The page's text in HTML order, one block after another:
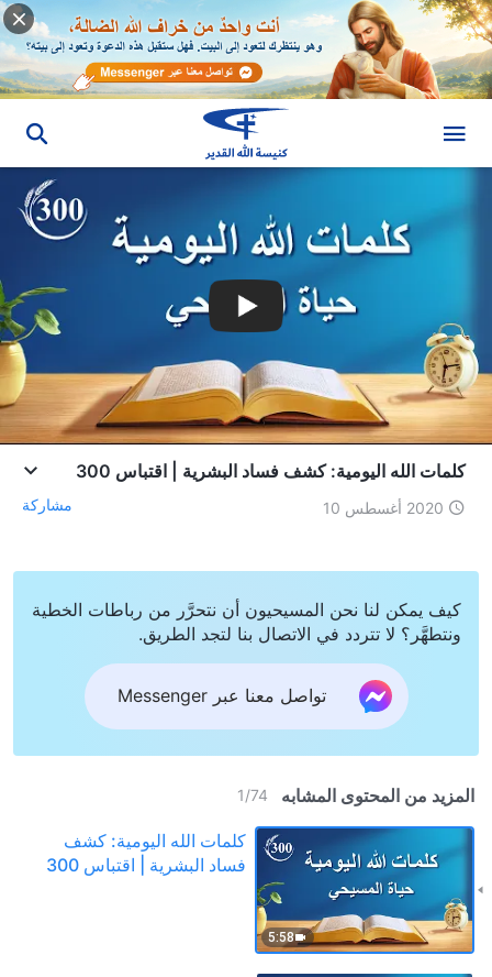
كلمات الله اليومية: كشف فساد البشرية | اقتباس 300
2020 أغسطس 10 مشاركة
كيف يمكن لنا نحن المسيحيون أن نتحرَّر من رباطات الخطية
ونتطهَّر؟ لا تتردد في الاتصال بنا لتجد الطريق.
تواصل معنا عبر Messenger
المزيد من المحتوى المشابه 1/74
5:58
كلمات الله اليومية: كشف
فساد البشرية | اقتباس 300